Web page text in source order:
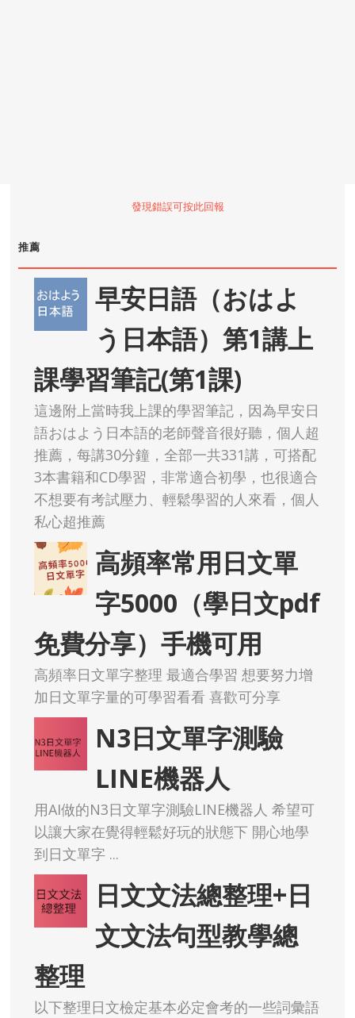
發現錯誤可按此回報
推薦
早安日語（おはよ
う日本語）第1講上
課學習筆記(第1課)
這邊附上當時我上課的學習筆記，因為早安日
語おはよう日本語的老師聲音很好聽，個人超
推薦，每講30分鐘，全部一共331講，可搭配
3本書籍和CD學習，非常適合初學，也很適合
不想要有考試壓力、輕鬆學習的人來看，個人
私心超推薦
高頻率常用日文單
字5000（學日文pdf
免費分享）手機可用
高頻率日文單字整理 最適合學習 想要努力增
加日文單字量的可學習看看 喜歡可分享
N3日文單字測驗
LINE機器人
用AI做的N3日文單字測驗LINE機器人 希望可
以讓大家在覺得輕鬆好玩的狀態下 開心地學
到日文單字 ...
日文文法總整理+日
文文法句型教學總
整理
以下整理日文檢定基本必定會考的一些詞彙語